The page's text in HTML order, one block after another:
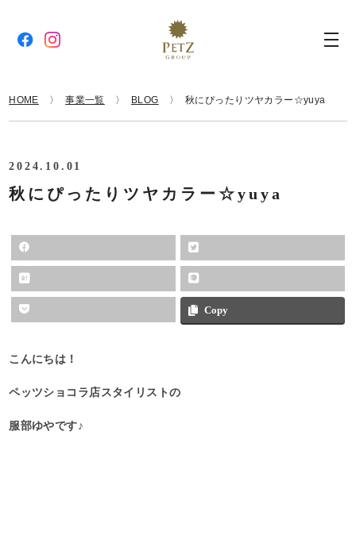
HOME 事業一覧 BLOG 秋にぴったりツヤカラー☆yuya
2024.10.01
秋にぴったりツヤカラー☆yuya
Copy
こんにちは！
ペッツショコラ店スタイリストの
服部ゆやです♪